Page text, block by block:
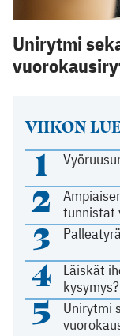
VIIKON
1
2
tunnistat
3
4
Läiskät
kysymys?
5
Unirytmi
Unirytmi